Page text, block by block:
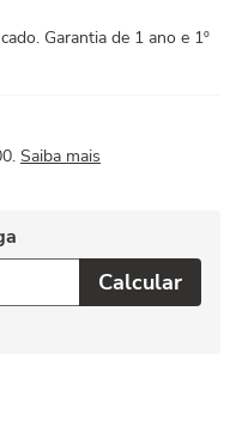
Garantia de 1 ano e 1º
Saiba mais